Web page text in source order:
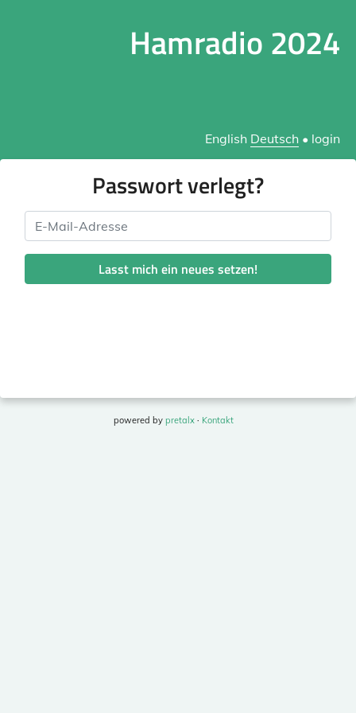
Hamradio 2024
English Deutsch • login
Passwort verlegt?
E-Mail-Adresse
Lasst mich ein neues setzen!
powered by pretalx· Kontakt